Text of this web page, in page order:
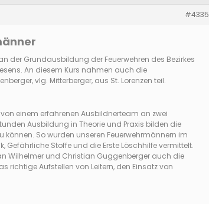
#4335
der Grundausbildung der Feuerwehren des Bezirkes
An diesem Kurs nahmen auch die
vlg. Mitterberger, aus St. Lorenzen teil.
einem erfahrenen Ausbildnerteam an zwei
Ausbildung in Theorie und Praxis bilden die
So wurden unseren Feuerwehrmännern im
Gefährliche Stoffe und die Erste Löschhilfe vermittelt.
Wilhelmer und Christian Guggenberger auch die
richtige Aufstellen von Leitern, den Einsatz von